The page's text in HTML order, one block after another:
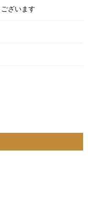
ざいます